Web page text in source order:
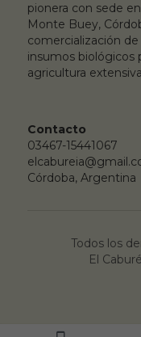
pionera con sede en
Monte Buey,
comercialización de
insumos biológicos
agricultura
Contacto
03467-15441067
Córdoba, Argentina
Todos los
El